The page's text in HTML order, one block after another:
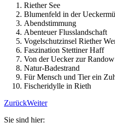
Riether See
Blumenfeld in der
Abendstimmung
Abenteuer Flusslandschaft
Vogelschutzinsel Riether
Faszination Stettiner Haff
Von der Uecker zur Randow
Natur-Badestrand
Für Mensch und Tier ein
Fischeridylle in Rieth
ZurückWeiter
Sie sind hier: